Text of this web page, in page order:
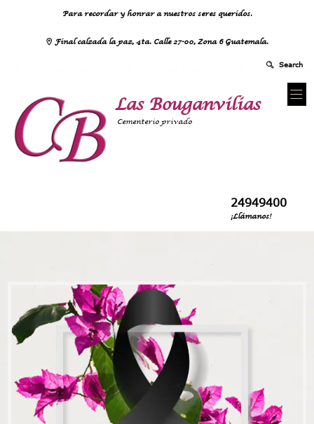
Para recordar y honrar a nuestros seres queridos.
Final calzada la paz, 4ta. Calle 27-00, Zona 6 Guatemala.
Las Bouganvilias
Cementerio privado
24949400
¡Llámanos!